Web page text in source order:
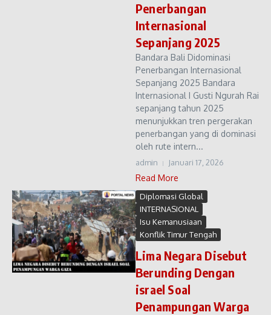
Penerbangan
Internasional
Sepanjang 2025
Bandara Bali Didominasi
Penerbangan Internasional
Sepanjang 2025 Bandara
Internasional I Gusti Ngurah Rai
sepanjang tahun 2025
menunjukkan tren pergerakan
penerbangan yang di dominasi
oleh rute intern...
admin Januari 17, 2026
Read More
Diplomasi Global
INTERNASIONAL
Isu Kemanusiaan
Konflik Timur Tengah
Lima Negara Disebut
Berunding Dengan
israel Soal
Penampungan Warga